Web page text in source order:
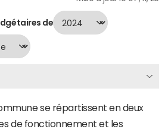
de
se répartissent en deux
de fonctionnement et les